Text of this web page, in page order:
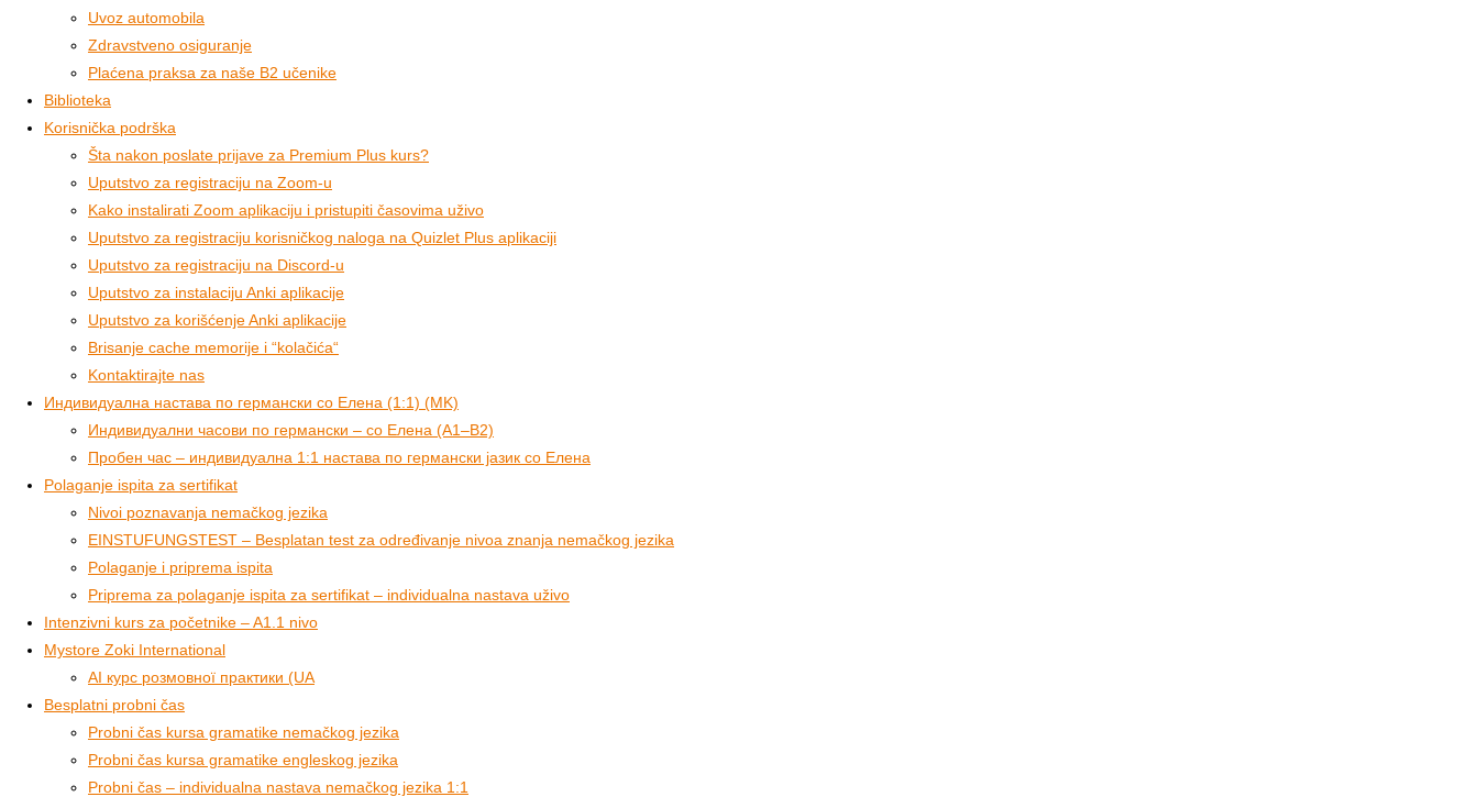
Uvoz automobila
Zdravstveno osiguranje
Plaćena praksa za naše B2 učenike
Biblioteka
Korisnička podrška
Šta nakon poslate prijave za Premium Plus kurs?
Uputstvo za registraciju na Zoom-u
Kako instalirati Zoom aplikaciju i pristupiti časovima uživo
Uputstvo za registraciju korisničkog naloga na Quizlet Plus aplikaciji
Uputstvo za registraciju na Discord-u
Uputstvo za instalaciju Anki aplikacije
Uputstvo za korišćenje Anki aplikacije
Brisanje cache memorije i “kolačića“
Kontaktirajte nas
Индивидуална настава по германски со Елена (1:1) (MK)
Индивидуални часови по германски – со Елена (A1–B2)
Пробен час – индивидуална 1:1 настава по германски јазик со Елена
Polaganje ispita za sertifikat
Nivoi poznavanja nemačkog jezika
EINSTUFUNGSTEST – Besplatan test za određivanje nivoa znanja nemačkog jezika
Polaganje i priprema ispita
Priprema za polaganje ispita za sertifikat – individualna nastava uživo
Intenzivni kurs za početnike – A1.1 nivo
Mystore Zoki International
AI курс розмовної практики (UA
Besplatni probni čas
Probni čas kursa gramatike nemačkog jezika
Probni čas kursa gramatike engleskog jezika
Probni čas – individualna nastava nemačkog jezika 1:1